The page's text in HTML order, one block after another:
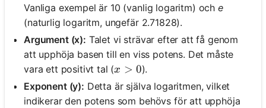
Vanliga exempel är 10 (vanlig logaritm) och e
(naturlig logaritm, ungefär 2.71828).
Argument (x): Talet vi strävar efter att få genom
att upphöja basen till en viss potens. Det måste
vara ett positivt tal (x > 0
x > 0).
Exponent (y): Detta är själva logaritmen, vilket
indikerar den potens som behövs för att upphöja